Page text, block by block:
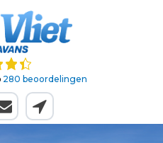
280 beoordelingen